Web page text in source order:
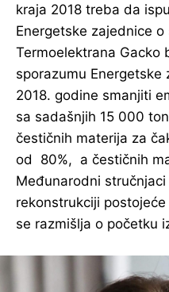
kraja 2018 treba da
Energetske zajednice
Termoelektrana Gacko
sporazumu
2018. godine smanjiti
sa sadašnjih 15 000
čestičnih materija za
od 80%, a čestičnih
Međunarodni
rekonstrukciji
se razmišlja o početku